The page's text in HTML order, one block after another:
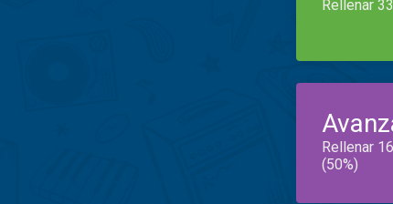
Rellenar
Rellenar
(50%)